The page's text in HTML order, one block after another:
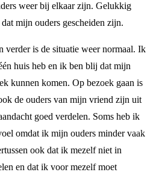
weer bij elkaar zijn. Gelukkig
mijn ouders gescheiden zijn.
verder is de situatie weer normaal. Ik
huis heb en ik ben blij dat mijn
kunnen komen. Op bezoek gaan is
de ouders van mijn vriend zijn uit
goed verdelen. Soms heb ik
omdat ik mijn ouders minder vaak
ook dat ik mezelf niet in
en dat ik voor mezelf moet